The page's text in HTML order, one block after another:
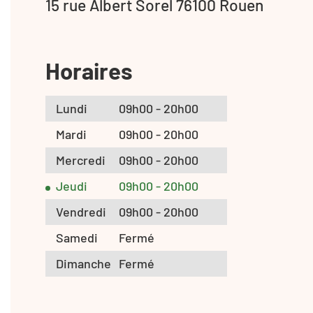
15 rue Albert Sorel 76100 Rouen
Horaires
Lundi
09h00 - 20h00
Mardi
09h00 - 20h00
Mercredi
09h00 - 20h00
Jeudi
09h00 - 20h00
Vendredi
09h00 - 20h00
Samedi
Fermé
Dimanche Fermé